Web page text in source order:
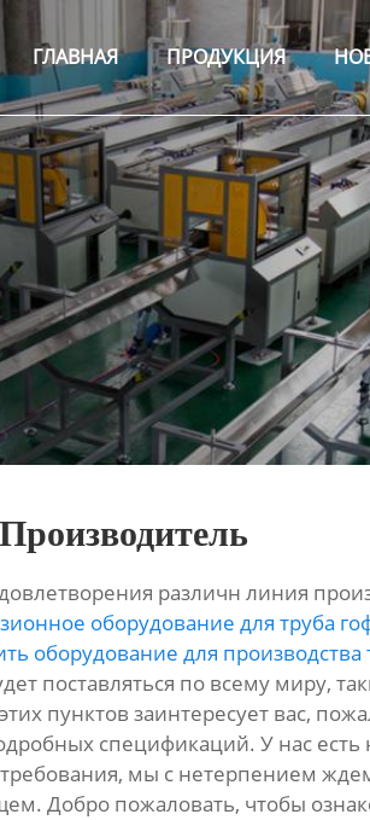
ГЛАВНАЯ ПРОДУКЦИЯ
различн линия
оборудование для труба
оборудование для производства
поставляться по всему миру,
пунктов заинтересует вас,
спецификаций. У нас
мы с нетерпением
Добро пожаловать, чтобы